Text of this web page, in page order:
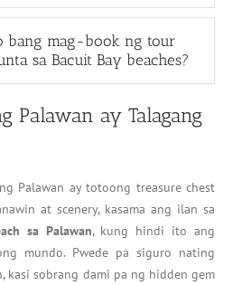
bang mag-book ng tour
sa Bacuit Bay beaches?
Palawan ay Talagang
Palawan ay totoong treasure chest
at scenery, kasama ang ilan sa
sa Palawan, kung hindi ito ang
mundo. Pwede pa siguro nating
kasi sobrang dami pa ng hidden gem